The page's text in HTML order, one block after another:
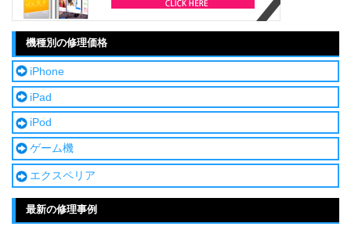
機種別の修理価格
iPhone
iPad
iPod
ゲーム機
エクスペリア
最新の修理事例